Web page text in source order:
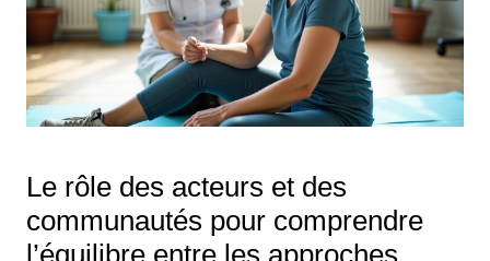
Le rôle des acteurs et des
communautés pour comprendre
l’équilibre entre les approches